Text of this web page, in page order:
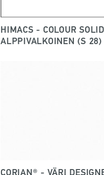
HIMACS - COLOUR
ALPPIVALKOINEN (S 28)